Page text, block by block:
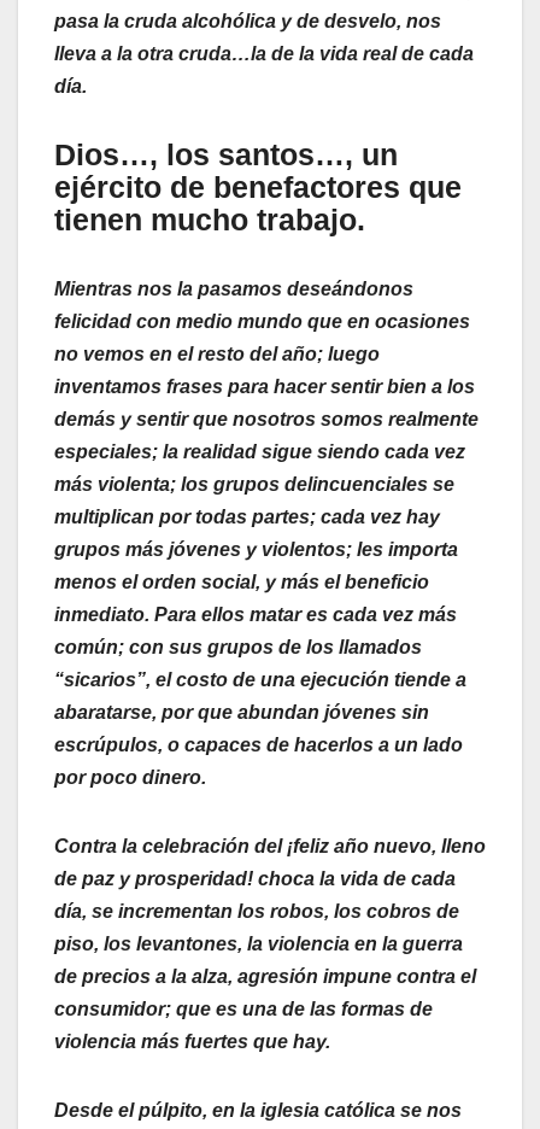
pasa la cruda alcohólica y de desvelo, nos
lleva a la otra cruda…la de la vida real de cada
día.
Dios…, los santos…, un
ejército de benefactores que
tienen mucho trabajo.
Mientras nos la pasamos deseándonos
felicidad con medio mundo que en ocasiones
no vemos en el resto del año; luego
inventamos frases para hacer sentir bien a los
demás y sentir que nosotros somos realmente
especiales; la realidad sigue siendo cada vez
más violenta; los grupos delincuenciales se
multiplican por todas partes; cada vez hay
grupos más jóvenes y violentos; les importa
menos el orden social, y más el beneficio
inmediato. Para ellos matar es cada vez más
común; con sus grupos de los llamados
“sicarios”, el costo de una ejecución tiende a
abaratarse, por que abundan jóvenes sin
escrúpulos, o capaces de hacerlos a un lado
por poco dinero.
Contra la celebración del ¡feliz año nuevo, lleno
de paz y prosperidad! choca la vida de cada
día, se incrementan los robos, los cobros de
piso, los levantones, la violencia en la guerra
de precios a la alza, agresión impune contra el
consumidor; que es una de las formas de
violencia más fuertes que hay.
Desde el púlpito, en la iglesia católica se nos